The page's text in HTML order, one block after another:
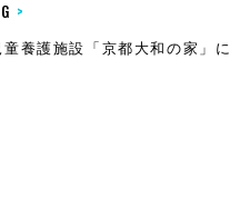
>
養護施設「京都大和の家」